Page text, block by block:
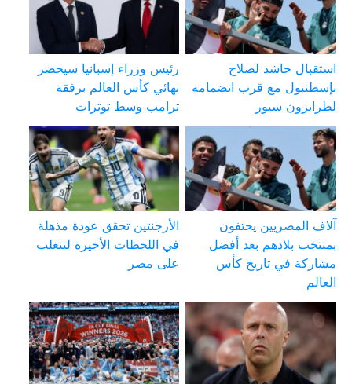
استقبال حاشد لصلاح
بإسطنبول مع قرب انضمامه
لطرابزون سبور
رئيس وزراء إسبانيا سيحضر
نهائي كأس العالم برفقة
ترامب وسط توترات
آلاف المصريين يحتفون
بمنتخب بلادهم بعد أفضل
مشاركة في تاريخ كأس
العالم
الأرجنتين تحقق عودة مذهلة
في اللحظات الأخيرة لتتغلب
على مصر